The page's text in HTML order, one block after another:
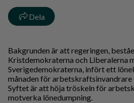
Dela
Bakgrunden är att regeringen,
Kristdemokraterna och Liberalerna
Sverigedemokraterna, infört ett
månaden för arbetskraftsinvandrare
Syftet är att höja tröskeln för
motverka lönedumpning.